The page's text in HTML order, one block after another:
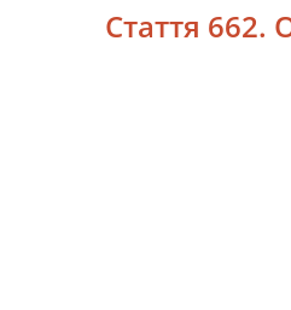
Стаття 662.